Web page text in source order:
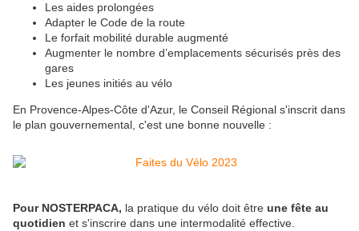
Les aides prolongées
Adapter le Code de la route
Le forfait mobilité durable augmenté
Augmenter le nombre d’emplacements sécurisés près des
gares
Les jeunes initiés au vélo
En Provence-Alpes-Côte d'Azur, le Conseil Régional s'inscrit dans
le plan gouvernemental, c'est une bonne nouvelle :
Pour NOSTERPACA, la pratique du vélo doit être une fête au
quotidien et s'inscrire dans une intermodalité effective.